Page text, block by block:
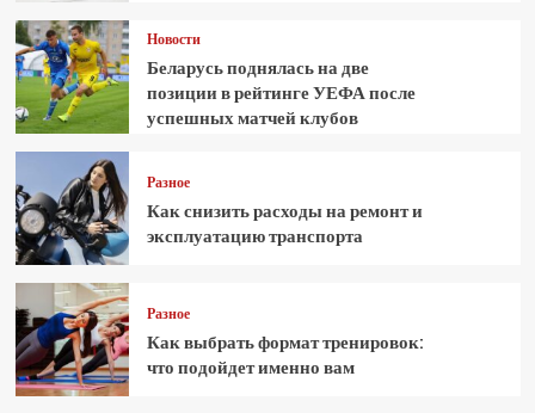
Новости
Беларусь поднялась на две
позиции в рейтинге УЕФА после
успешных матчей клубов
Разное
Как снизить расходы на ремонт и
эксплуатацию транспорта
Разное
Как выбрать формат тренировок:
что подойдет именно вам